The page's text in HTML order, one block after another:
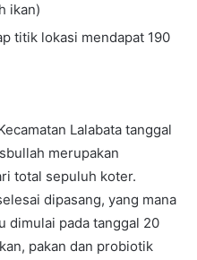
ikan)
titik lokasi mendapat 190
Lalabata tanggal
merupakan
total sepuluh koter.
dipasang, yang mana
dimulai pada tanggal 20
pakan dan probiotik